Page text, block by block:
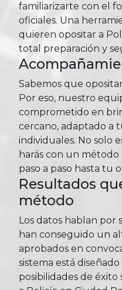
familiarizarte con el
oficiales. Una
quieren opositar a
total preparación y
Sabemos que
Por eso, nuestro
comprometido en
cercano, adaptado a
individuales. No solo
harás con un
paso a paso hasta tu
Resultados
método
Los datos hablan por
han conseguido un
aprobados en
sistema está
posibilidades de éxito